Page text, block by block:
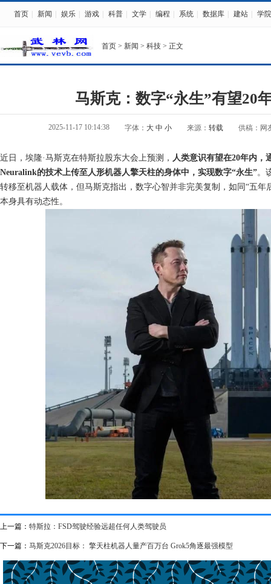
首页 新闻 娱乐 游戏 科普 文学 编程 系统 数据库 建站 学院
首页 > 新闻 > 科技 > 正文
马斯克：数字“永生”有望20
2025-11-17 10:14:38 字体： 大 中 小 来源： 转载 供稿：网
近日，埃隆·马斯克在特斯拉股东大会上预测， 人类意识有望在20年内，
Neuralink的技术上传至人形机器人擎天柱的身体中，实现数字“永生”。
转移至机器人载体，但马斯克指出，数字心智并非完美复制，如同“五年
本身具有动态性。
上一篇： 特斯拉：FSD驾驶经验远超任何人类驾驶员
下一篇： 马斯克2026目标： 擎天柱机器人量产百万台 Grok5角逐最强模型